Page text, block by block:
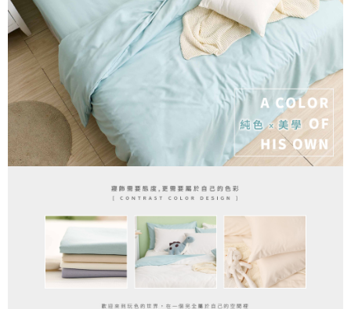
1.分期款項不併入電信帳單，「大哥付你分期」於每月結算日後寄送繳費提
醒簡訊。
2.透過簡訊連結打開帳單後，可選擇「超商條碼／台灣大直營門市／銀行轉
帳／街口支付／iPASS MONEY」等通路繳費。
【注意事項】
1.本服務係由「台灣大哥大股份有限公司」（以下簡稱本公司）所提供，讓
用戶於交易時，得透過本服務購買商品或服務，並由商店將買賣／分期付款
買賣價金債權讓與本公司後，依約使用本公司帳單繳交帳款。
2.基於同意付款使用「大哥付你分期」之契約關係目的，商店將以您的個人
資料（包含姓名、電話或地址）提供予台灣大哥大進項蒐集、處理及利用，
由本公司與您本人進行分期帳單所需資料之確認、核對及更正。
【「AFTEE先享後付」結帳流程】
１．於結帳方式選擇「AFTEE先享後付」後，將跳轉至「AFTEE先享後付」
結帳頁面，進行簡訊認證並確認金額後，即可完成結帳。
２．訂單成立數日內，您將收到繳費通知簡訊。
３．收到繳費通知簡訊後14天內，點擊此簡訊中的連結，可透過四大超商／
ATM／網路銀行／等多元方式進行付款，方視為交易完成。
※ 請注意：結帳手續完成當下不需立刻繳費，但若您需要取消訂單，請聯絡
購買商品的店家。未經商家同意取消之訂單仍視為有效，需透過AFTEE先享
後付繳納相關費用。
※ 交易是否成功請以「AFTEE先享後付 」之結帳頁面顯示為準，若有關於
是否繳費成功／繳費後需取消欲退款等相關疑問，請聯繫「AFTEE先享後付
客戶支援中心」https://netprotections.freshdesk.com/support/home
易，需依本服務之必要範圍內提供個人資料，並將交易相關給付款項請求債
權轉讓予恩沛科技股份有限公司。
２．關於個人資料處理事宜，請瀏覽以下網址：
https://aftee.tw/terms/#terms3
３．未成年的使用者請事先徵得法定代理人或監護人之同意方可使用
運送方式
全家取貨付款
每筆NT$60，滿NT$699(含以上)免運費
付款後全家取貨
每筆NT$60，滿NT$699(含以上)免運費
7-11取貨付款
每筆NT$60，滿NT$999(含以上)免運費
每筆NT$80，滿NT$999(含以上)免運費